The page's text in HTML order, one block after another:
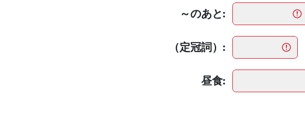
～のあと:
（定冠詞）:
昼食: